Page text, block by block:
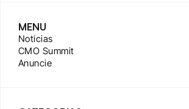
MENU
Notícias
CMO Summit
Anuncie